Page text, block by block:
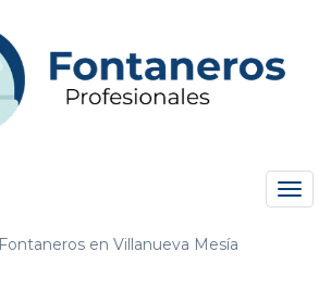
Fontaneros en Villanueva Mesía